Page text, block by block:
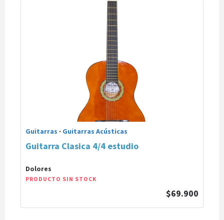
Guitarras · Guitarras Acústicas
Guitarra Clasica 4/4 estudio
Dolores
PRODUCTO SIN STOCK
$69.900